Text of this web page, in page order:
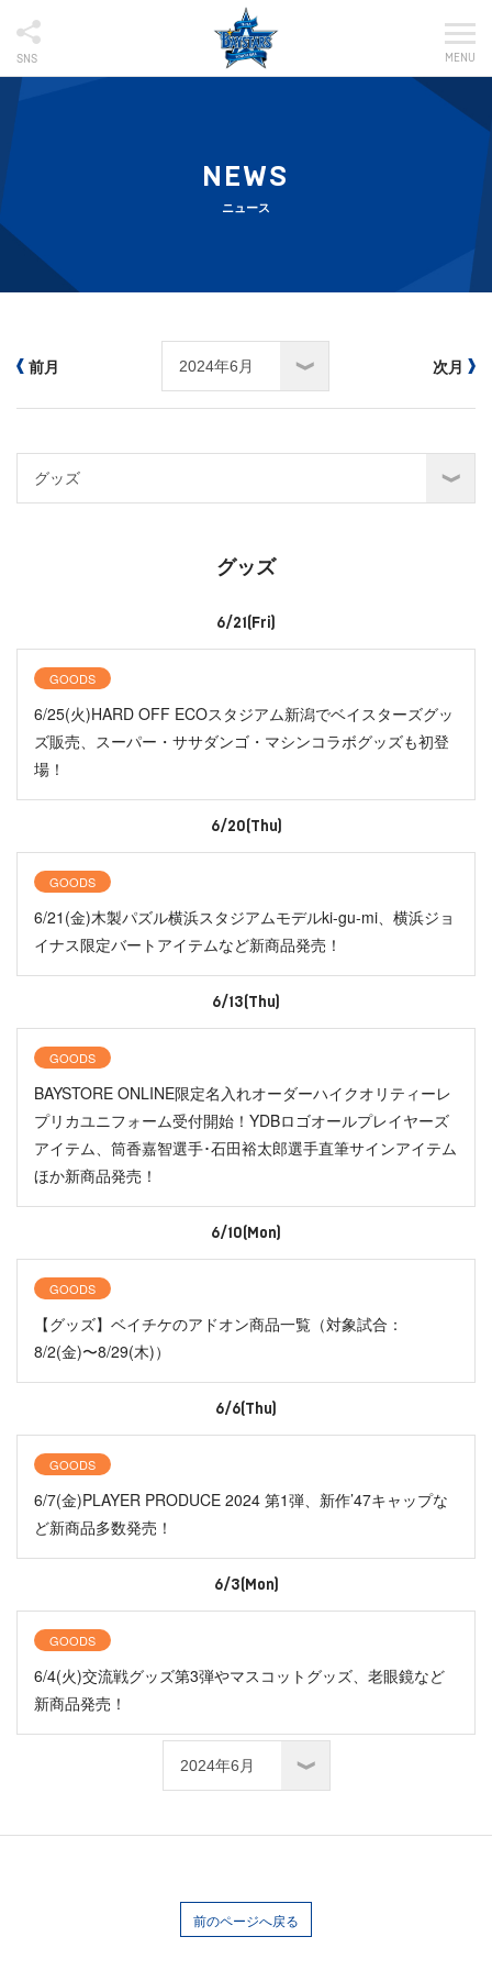
SNS MENU
NEWS
ニュース
前月 次月
グッズ
6/21(Fri)
GOODS
6/25(火)HARD OFF ECOスタジアム新潟でベイスターズグッ
ズ販売、スーパー・ササダンゴ・マシンコラボグッズも初登
場！
6/20(Thu)
GOODS
6/21(金)木製パズル横浜スタジアムモデルki-gu-mi、横浜ジョ
イナス限定バートアイテムなど新商品発売！
6/13(Thu)
GOODS
BAYSTORE ONLINE限定名入れオーダーハイクオリティーレ
プリカユニフォーム受付開始！YDBロゴオールプレイヤーズ
アイテム、筒香嘉智選手･石田裕太郎選手直筆サインアイテム
ほか新商品発売！
6/10(Mon)
GOODS
【グッズ】ベイチケのアドオン商品一覧（対象試合：
8/2(金)〜8/29(木)）
6/6(Thu)
GOODS
6/7(金)PLAYER PRODUCE 2024 第1弾、新作’47キャップな
ど新商品多数発売！
6/3(Mon)
GOODS
6/4(火)交流戦グッズ第3弾やマスコットグッズ、老眼鏡など
新商品発売！
前のページへ戻る